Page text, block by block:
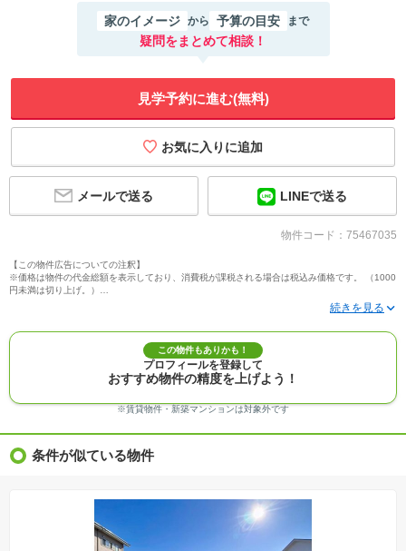
家のイメージ から 予算の目安 まで
疑問をまとめて相談！
見学予約に進む(無料)
メールで送る LINEで送る
物件コード：75467035
【この物件広告についての注釈】
※価格は物件の代金総額を表示しており、消費税が課税される場合は税込み価格です。 （1000
円未満は切り上げ。）
※写真に写っている、またはパース（絵）や間取り図に描かれている家具や車などは、特にコ
※建築条件付き土地価格には、建物価格は含まれません。
※物件情報は、原則として情報提供日の２日前に最終確認した情報です。
※完成予想図はいずれも外構、植栽、外観等実際のものとは多少異なることがあります。
※モデルルーム・モデルハウス・展示場・ショールームの画像の場合、今回販売の物件と異な
※ＣＧ合成の画像の場合、実際とは多少異なる場合があります。
※物件特徴：販売戸数が複数の物件は、全ての住戸に該当しない項目もあります。
※価格更新：物件価格が変更された日から１週間表示されます。
※建築条件土地の情報内に掲載されている、建物プラン例は、土地購入者の設計プランの参考
※土地（建築条件なし）で「建物プラン例」が表記してある時、そのプラン例は特定の建築請
負会社によるもので、当該建築請負会社以外で建てた場合、同様のものが同価格で建てられる
この物件もありかも！
プロフィールを登録して
おすすめ物件の精度を上げよう！
※賃貸物件・新築マンションは対象外です
条件が似ている物件